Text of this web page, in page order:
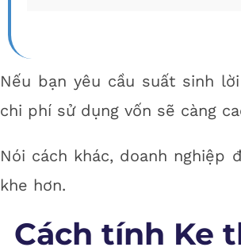
Nếu bạn yêu cầu suất sinh
chi phí sử dụng vốn sẽ càng
Nói cách khác, doanh nghiệp
khe hơn.
Cách tính Ke